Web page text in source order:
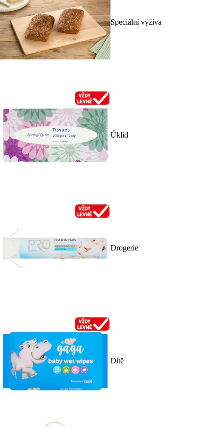
Speciální výživa
Úklid
Drogerie
Dítě